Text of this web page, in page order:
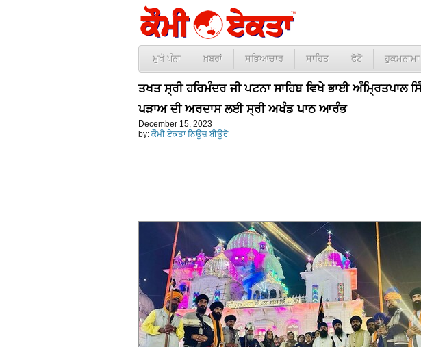
ਮੁਖੱ ਪੰਨਾ ਖ਼ਬਰਾਂ ਸਭਿਆਚਾਰ ਸਾਹਿਤ ਫੋਟੋ ਹੁਕਮਨਾਮਾ
ਤਖਤ ਸ੍ਰੀ ਹਰਿਮੰਦਰ ਜੀ ਪਟਨਾ ਸਾਹਿਬ ਵਿਖੇ ਭਾਈ ਅੰਮ੍ਰਿਤਪਾਲ
ਪੜਾਅ ਦੀ ਅਰਦਾਸ ਲਈ ਸ੍ਰੀ ਅਖੰਡ ਪਾਠ ਆਰੰਭ
December 15, 2023
by: ਕੌਮੀ ਏਕਤਾ ਨਿਊਜ਼ ਬੀਊਰੋ